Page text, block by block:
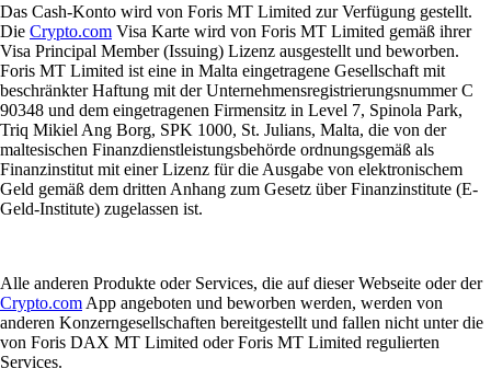
Das Cash-Konto wird von Foris MT Limited zur Verfügung gestellt.
Die Crypto.com Visa Karte wird von Foris MT Limited gemäß ihrer
Visa Principal Member (Issuing) Lizenz ausgestellt und beworben.
Foris MT Limited ist eine in Malta eingetragene Gesellschaft mit
beschränkter Haftung mit der Unternehmensregistrierungsnummer C
90348 und dem eingetragenen Firmensitz in Level 7, Spinola Park,
Triq Mikiel Ang Borg, SPK 1000, St. Julians, Malta, die von der
maltesischen Finanzdienstleistungsbehörde ordnungsgemäß als
Finanzinstitut mit einer Lizenz für die Ausgabe von elektronischem
Geld gemäß dem dritten Anhang zum Gesetz über Finanzinstitute (E-
Geld-Institute) zugelassen ist.
Alle anderen Produkte oder Services, die auf dieser Webseite oder der
Crypto.com App angeboten und beworben werden, werden von
anderen Konzerngesellschaften bereitgestellt und fallen nicht unter die
von Foris DAX MT Limited oder Foris MT Limited regulierten
Services.